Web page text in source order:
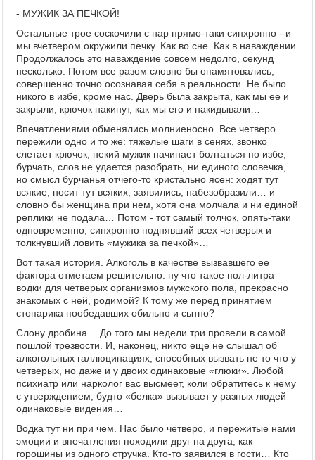
- МУЖИК ЗА ПЕЧКОЙ!
Остальные трое соскочили с нар прямо-таки синхронно - и
мы вчетвером окружили печку. Как во сне. Как в наваждении.
Продолжалось это наваждение совсем недолго, секунд
несколько. Потом все разом словно бы опамятовались,
совершенно точно осознавая себя в реальности. Не было
никого в избе, кроме нас. Дверь была закрыта, как мы ее и
закрыли, крючок накинут, как мы его и накидывали…
Впечатлениями обменялись молниеносно. Все четверо
пережили одно и то же: тяжелые шаги в сенях, звонко
слетает крючок, некий мужик начинает болтаться по избе,
бурчать, слов не удается разобрать, ни единого словечка,
но смысл бурчанья отчего-то кристально ясен: ходят тут
всякие, носит тут всяких, заявились, набезобразили… и
словно бы женщина при нем, хотя она молчала и ни единой
реплики не подала… Потом - тот самый толчок, опять-таки
одновременно, синхронно поднявший всех четверых и
толкнувший ловить «мужика за печкой»…
Вот такая история. Алкоголь в качестве вызвавшего ее
фактора отметаем решительно: ну что такое пол-литра
водки для четверых организмов мужского пола, прекрасно
знакомых с ней, родимой? К тому же перед принятием
стопарика пообедавших обильно и сытно?
Слону дробина… До того мы недели три провели в самой
пошлой трезвости. И, наконец, никто еще не слышал об
алкогольных галлюцинациях, способных вызвать не то что у
четверых, но даже и у двоих одинаковые «глюки». Любой
психиатр или нарколог вас высмеет, коли обратитесь к нему
с утверждением, будто «белка» вызывает у разных людей
одинаковые видения…
Водка тут ни при чем. Нас было четверо, и пережитые нами
эмоции и впечатления походили друг на друга, как
горошины из одного стручка. Кто-то заявился в гости… Кто